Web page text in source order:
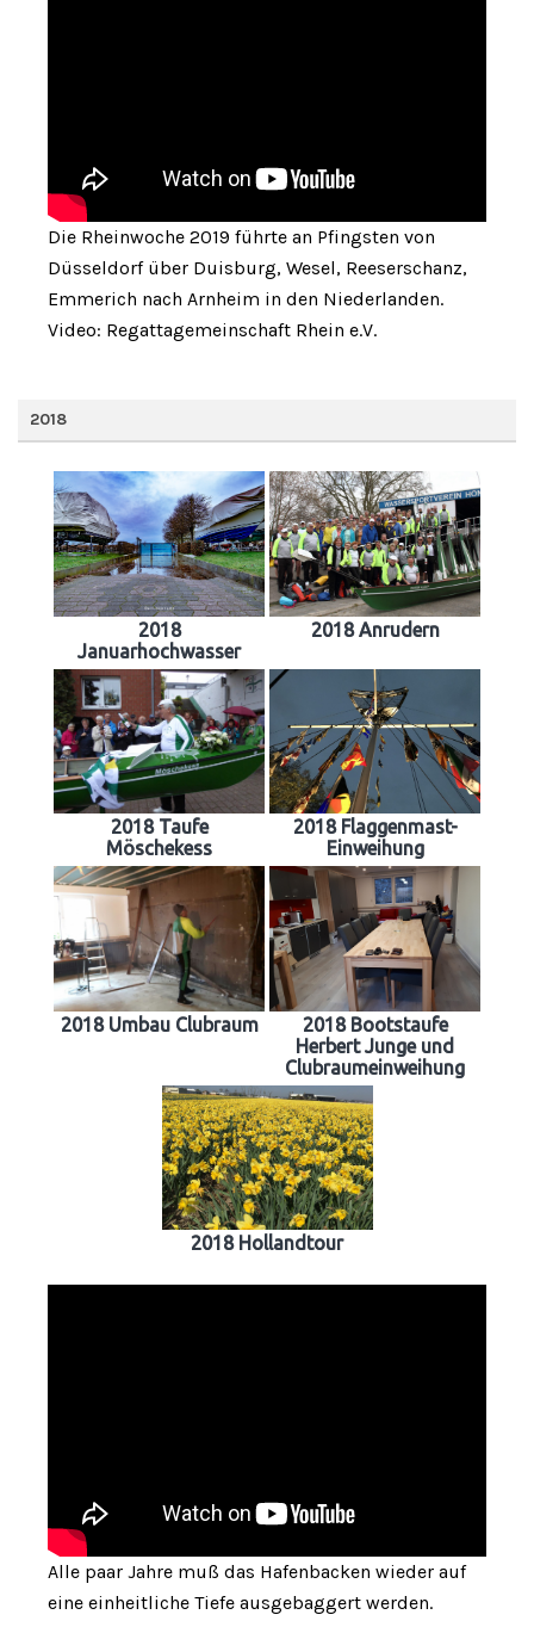
Die Rheinwoche 2019 führte an Pfingsten von
Düsseldorf über Duisburg, Wesel, Reeserschanz,
Emmerich nach Arnheim in den Niederlanden.
Video: Regattagemeinschaft Rhein e.V.
2018
2018
Januarhochwasser
2018 Anrudern
2018 Taufe
Möschekess
2018 Flaggenmast-
Einweihung
2018 Umbau Clubraum
2018 Bootstaufe
Herbert Junge und
Clubraumeinweihung
2018 Hollandtour
Alle paar Jahre muß das Hafenbacken wieder auf
eine einheitliche Tiefe ausgebaggert werden.